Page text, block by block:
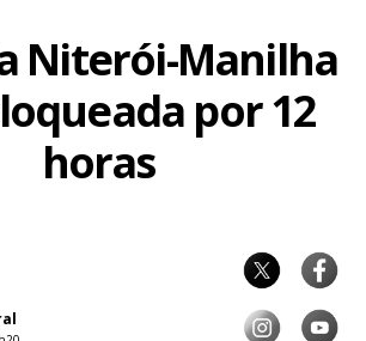
Niterói-Manilha
por 12
horas